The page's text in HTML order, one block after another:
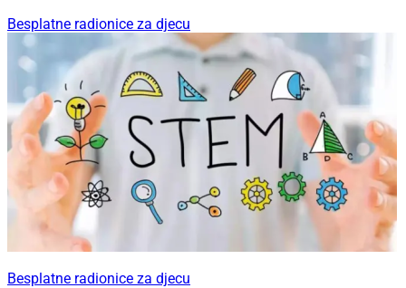
Besplatne radionice za djecu
Besplatne radionice za djecu